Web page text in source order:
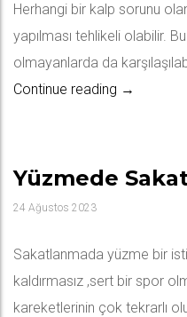
Herhangi bir kalp sorunu
yapılması tehlikeli olabilir.
olmayanlarda da
Continue reading Yüzme
→
Yüzmede
24 Ağustos 2023
Sakatlanmada yüzme bir
kaldırmasız ,sert bir spor
kareketlerinin çok tekrarlı